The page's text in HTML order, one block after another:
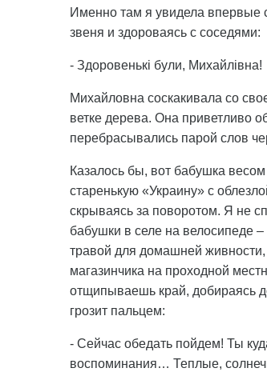
Именно там я увидела впервые
звеня и здороваясь с соседями:
- Здоровенькі були, Михайлівна!
Михайловна соскакивала со
ветке дерева. Она приветливо
перебрасывались парой слов
Казалось бы, вот бабушка
старенькую «Украину» с
скрываясь за поворотом. Я не
бабушки в селе на велосипеде
травой для домашней живности,
магазинчика на проходной
отщипываешь край, добираясь
грозит пальцем:
- Сейчас обедать пойдем! Ты
воспоминания… Теплые,